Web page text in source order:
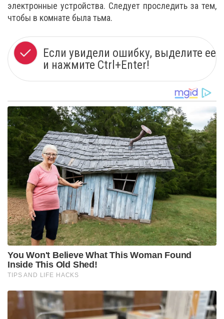
электронные устройства. Следует проследить за тем,
чтобы в комнате была тьма.
Если увидели ошибку, выделите ее
и нажмите Ctrl+Enter!
You Won't Believe What This Woman Found
Inside This Old Shed!
TIPS AND LIFE HACKS